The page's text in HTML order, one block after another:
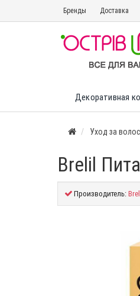
Бренды Доставка
Декоративная
Уход за
Brelil
Производитель: